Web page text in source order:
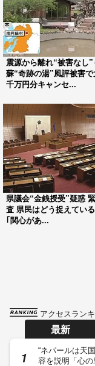
震源から離れ“被害なし
蘇“奇跡の湯”風評被害
千万円分キャンセ...
県議会“金銭授受”疑惑
査 県民はどう捉えてい
｢関心があ...
アクセスラン
最新
“ネパールは天
容を説明「心の